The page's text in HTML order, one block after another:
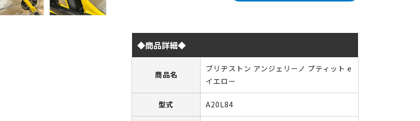
◆商品詳細◆
商品名
ブリヂストン アンジェリーノ プティット e
イエロー
型式 A20L84